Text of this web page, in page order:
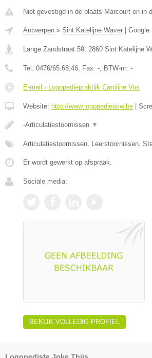
Niet gevestigd in de plaats Marcourt en in
Antwerpen » Sint Katelijne Waver Google
Lange Zandstraat 59, 2860 Sint Katelijne
Tel: 0476/65.68.46, Fax: -, BTW-nr: -
E-mail › Logopediepraktijk Caroline Vos
Website: http://www.logopedieskw.be
-Articulatiestoornissen ▼
Articulatiestoornissen, Leerstoornissen,
Er wordt gewerkt op afspraak.
Sociale media:
BEKIJK VOLLEDIG PROFIEL
Logopediste Joke Thijs